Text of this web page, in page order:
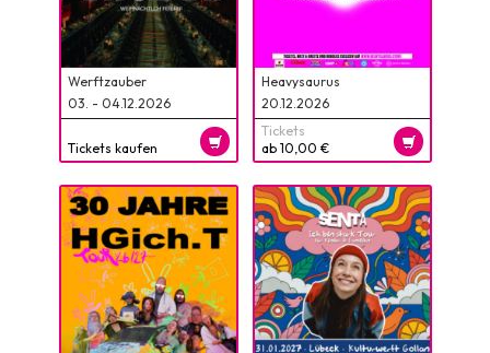
Werftzauber
03. - 04.12.2026
Tickets kaufen
Heavysaurus
20.12.2026
Tickets
ab 10,00 €